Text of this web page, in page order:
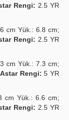
Rengi: 2.5 YR
cm Yük.: 6.8 cm;
Rengi: 2.5 YR
cm Yük.: 7.3 cm;
Astar Rengi: 5 YR
cm Yük.: 6.6 cm;
Rengi: 2.5 YR